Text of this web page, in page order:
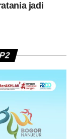
jadi